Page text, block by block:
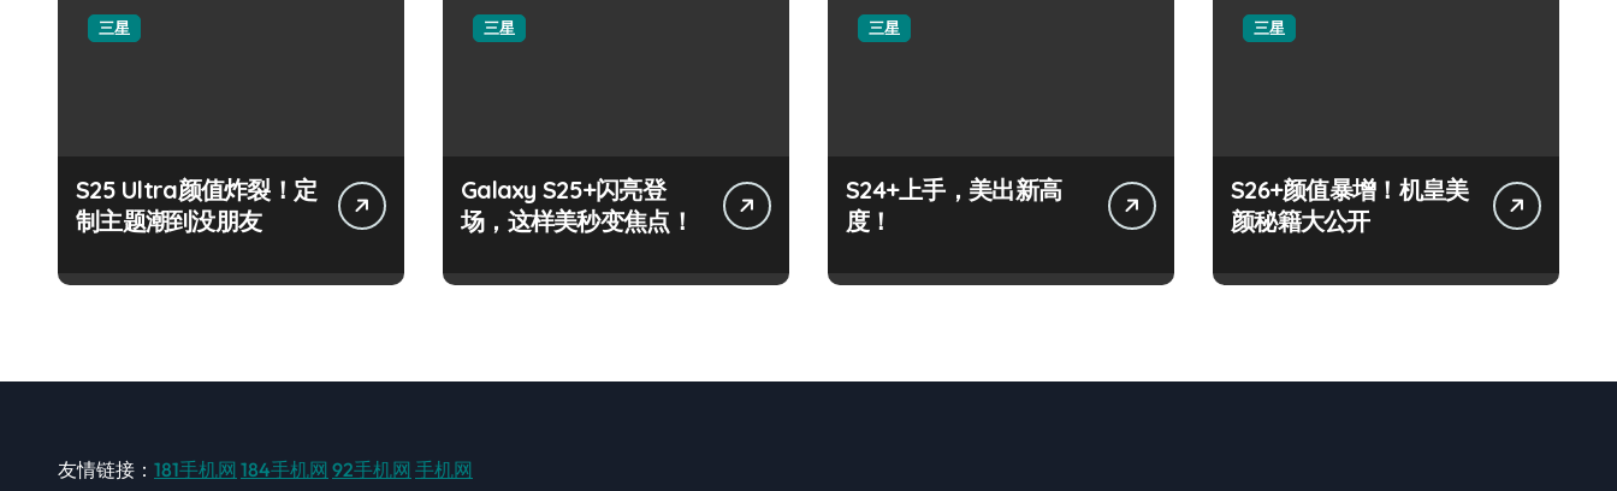
三星
S25 Ultra颜值炸裂！定
制主题潮到没朋友
三星
Galaxy S25+闪亮登
场，这样美秒变焦点！
三星
S24+上手，美出新高
度！
三星
S26+颜值暴增！机皇美
颜秘籍大公开
友情链接： 181手机网 184手机网 92手机网 手机网